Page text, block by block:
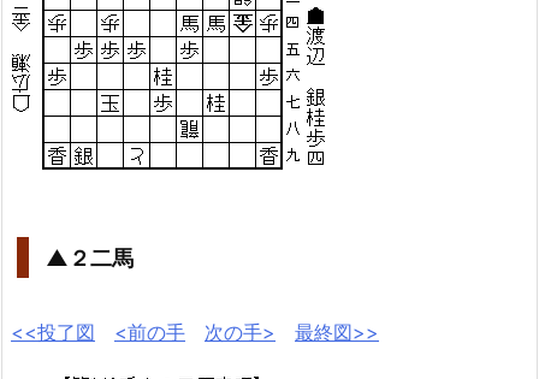
▲２二馬
<<投了図 <前の手 次の手> 最終図>>